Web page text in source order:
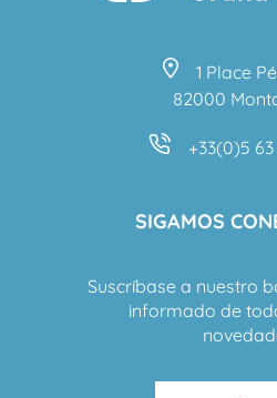
1 Place
82000
+33(0)5
SIGAMOS
Suscríbase a nuestro
informado de